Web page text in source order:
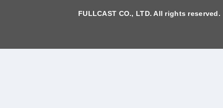
FULLCAST CO., LTD. All rights reserved.